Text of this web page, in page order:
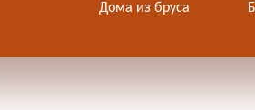
Дома из бруса